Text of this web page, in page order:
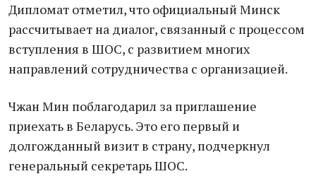
Дипломат отметил, что официальный Минск
рассчитывает на диалог, связанный с процессом
вступления в ШОС, с развитием многих
направлений сотрудничества с организацией.
Чжан Мин поблагодарил за приглашение
приехать в Беларусь. Это его первый и
долгожданный визит в страну, подчеркнул
генеральный секретарь ШОС.